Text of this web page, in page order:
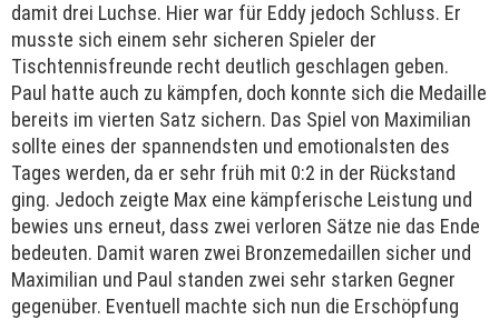
damit drei Luchse. Hier war für Eddy jedoch Schluss. Er
musste sich einem sehr sicheren Spieler der
Tischtennisfreunde recht deutlich geschlagen geben.
Paul hatte auch zu kämpfen, doch konnte sich die Medaille
bereits im vierten Satz sichern. Das Spiel von Maximilian
sollte eines der spannendsten und emotionalsten des
Tages werden, da er sehr früh mit 0:2 in der Rückstand
ging. Jedoch zeigte Max eine kämpferische Leistung und
bewies uns erneut, dass zwei verloren Sätze nie das Ende
bedeuten. Damit waren zwei Bronzemedaillen sicher und
Maximilian und Paul standen zwei sehr starken Gegner
gegenüber. Eventuell machte sich nun die Erschöpfung